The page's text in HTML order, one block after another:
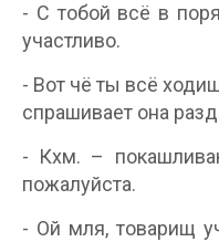
- С тобой всё в
участливо.
- Вот чё ты всё
спрашивает она
- Кхм. –
пожалуйста.
- Ой мля, товарищ